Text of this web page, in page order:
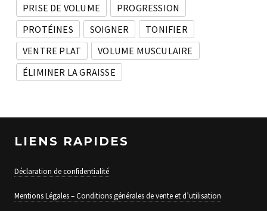
PRISE DE VOLUME
PROGRESSION
PROTÉINES
SOIGNER
TONIFIER
VENTRE PLAT
VOLUME MUSCULAIRE
ÉLIMINER LA GRAISSE
LIENS RAPIDES
Déclaration de confidentialité
Mentions Légales – Conditions générales de vente et d’utilisation